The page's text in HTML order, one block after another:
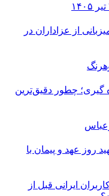
از عزاداران در
گیری؛ چطور دقیق‌ترین
روز عهد و پیمان با
ایرانی قبل از